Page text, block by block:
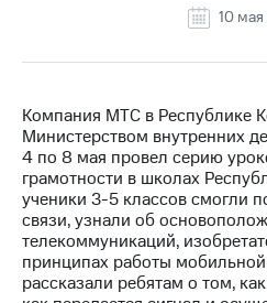
информация
Медиа-центр
Пресс-
релизы
МТС
о технологиях
Достижения
о технологиях 10
Компания МТС в Республике
Министерством внутренних
4 по 8 мая провел серию
грамотности в школах
ученики 3-5 классов смогли
связи, узнали об
телекоммуникаций,
принципах работы
рассказали ребятам о том,